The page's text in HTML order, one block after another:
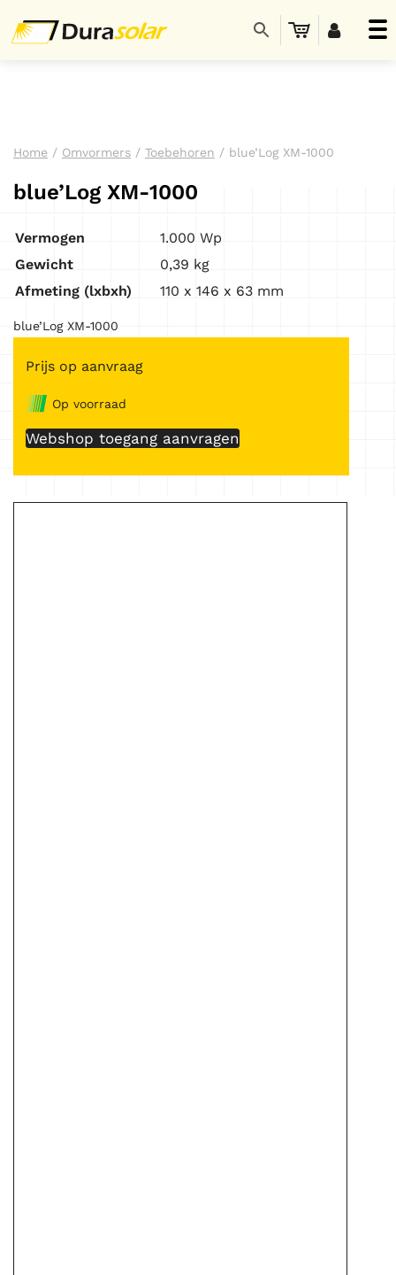
Home / Omvormers / Toebehoren / blue’Log XM-1000
blue’Log XM-1000
Vermogen
1.000 Wp
Gewicht
0,39 kg
Afmeting (lxbxh)
110 x 146 x 63 mm
blue’Log XM-1000
Prijs op aanvraag
Op voorraad
Webshop toegang aanvragen